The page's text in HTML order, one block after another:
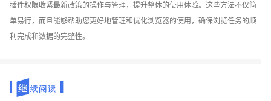
插件权限收紧最新政策的操作与管理，提升整体的使用体验。这些方法不仅简
单易行，而且能够帮助您更好地管理和优化浏览器的使用，确保浏览任务的顺
利完成和数据的完整性。